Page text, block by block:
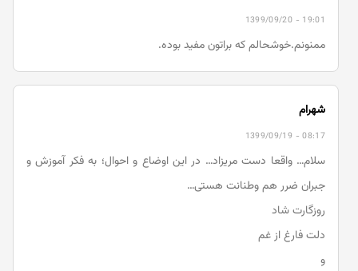
1399/09/20 - 19:01
ممنونم.خوشحالم که براتون مفید بوده.
شهرام
1399/09/19 - 08:17
سلام… واقعا دست مریزاد… در این اوضاع و احوال؛ به فکر آموزش و
جبران ضرر هم وطنانت هستی…
روزگارت شاد
دلت فارغ از غم
و